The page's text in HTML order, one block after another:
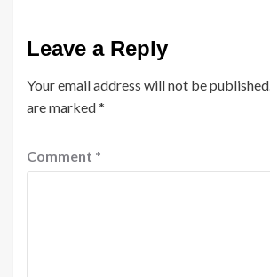
Leave a Reply
Your email address will not be published.
are marked*
Comment *